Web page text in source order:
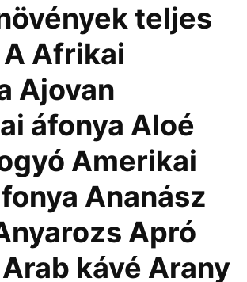
teljes
Afrikai
Ajovan
áfonya Aloé
Amerikai
Ananász
Apró
kávé Arany